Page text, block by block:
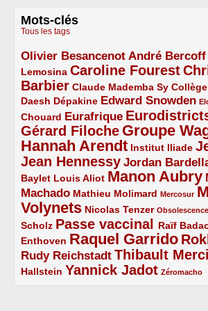
Mots-clés
Tous les tags
Olivier Besancenot
3/5 André Bercoff
3/5
2/5
Lemosina
2/5 Caroline Fourest
4/5
Barbier
4/5 Claude Mademba Sy
2/5
2/5
Daesh
2/5 Dépakine
2/5 Edward Snowden
3/5
1/5
Chouard
2/5 Eurafrique
3/5
4/5
2/5
Gérard Filoche
4/5 Groupe
5/5
Hannah Arendt
5/5 Institut Iliade
2/5
4/5
Jean Hennessy
4/5 Jordan
3/5
Baylet
2/5 Louis Aliot
2/5 Manon Aubry
5/5
Machado
3/5 Mathieu Molimard
2/5 Mercosur
1/5
Volynets
5/5 Nicolas Tenzer
2/5
1/5
Scholz
2/5 Passe vaccinal
4/5 Raïf
2/5
Enthoven
2/5 Raquel Garrido
5/5
4/5
Rudy Reichstadt
3/5 Thibault
4/5
2/5
Hallstein
2/5 Yannick Jadot
4/5 Zéromacho
1/5